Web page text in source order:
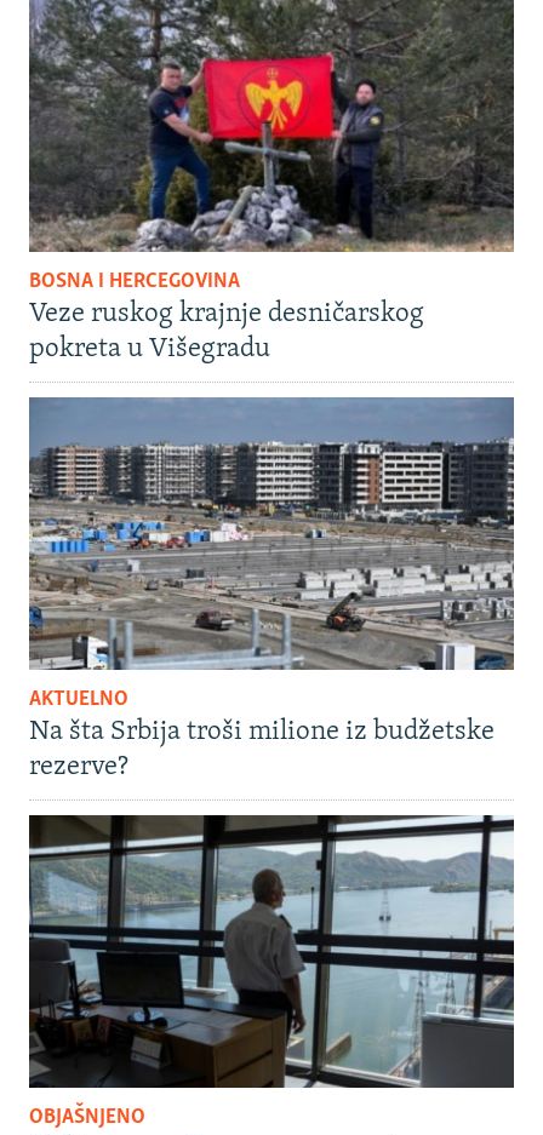
BOSNA I HERCEGOVINA
Veze ruskog krajnje desničarskog
pokreta u Višegradu
AKTUELNO
Na šta Srbija troši milione iz budžetske
rezerve?
OBJAŠNJENO